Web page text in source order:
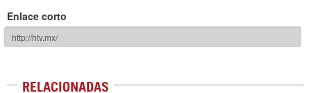
Enlace corto
RELACIONADAS